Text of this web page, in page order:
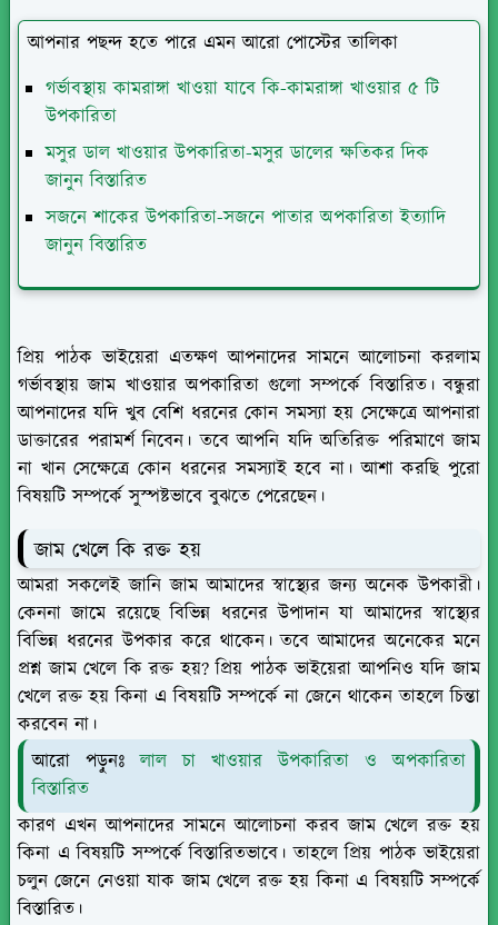
আপনার পছন্দ হতে পারে এমন আরো পোস্টের তালিকা
গর্ভাবস্থায় কামরাঙ্গা খাওয়া যাবে কি-কামরাঙ্গা খাওয়ার ৫ টি
উপকারিতা
মসুর ডাল খাওয়ার উপকারিতা-মসুর ডালের ক্ষতিকর দিক
জানুন বিস্তারিত
সজনে শাকের উপকারিতা-সজনে পাতার অপকারিতা ইত্যাদি
জানুন বিস্তারিত
প্রিয় পাঠক ভাইয়েরা এতক্ষণ আপনাদের সামনে আলোচনা করলাম
গর্ভাবস্থায় জাম খাওয়ার অপকারিতা গুলো সম্পর্কে বিস্তারিত। বন্ধুরা
আপনাদের যদি খুব বেশি ধরনের কোন সমস্যা হয় সেক্ষেত্রে আপনারা
ডাক্তারের পরামর্শ নিবেন। তবে আপনি যদি অতিরিক্ত পরিমাণে জাম
না খান সেক্ষেত্রে কোন ধরনের সমস্যাই হবে না। আশা করছি পুরো
বিষয়টি সম্পর্কে সুস্পষ্টভাবে বুঝতে পেরেছেন।
জাম খেলে কি রক্ত হয়
আমরা সকলেই জানি জাম আমাদের স্বাস্থ্যের জন্য অনেক উপকারী।
কেননা জামে রয়েছে বিভিন্ন ধরনের উপাদান যা আমাদের স্বাস্থ্যের
বিভিন্ন ধরনের উপকার করে থাকেন। তবে আমাদের অনেকের মনে
প্রশ্ন জাম খেলে কি রক্ত হয়? প্রিয় পাঠক ভাইয়েরা আপনিও যদি জাম
খেলে রক্ত হয় কিনা এ বিষয়টি সম্পর্কে না জেনে থাকেন তাহলে চিন্তা
করবেন না।
আরো পড়ুনঃলাল চা খাওয়ার উপকারিতা ও অপকারিতা
বিস্তারিত
কারণ এখন আপনাদের সামনে আলোচনা করব জাম খেলে রক্ত হয়
কিনা এ বিষয়টি সম্পর্কে বিস্তারিতভাবে। তাহলে প্রিয় পাঠক ভাইয়েরা
চলুন জেনে নেওয়া যাক জাম খেলে রক্ত হয় কিনা এ বিষয়টি সম্পর্কে
বিস্তারিত।